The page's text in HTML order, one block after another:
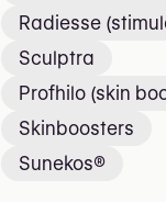
Radiesse
Sculptra
Profhilo (skin
Skinboosters
Sunekos®